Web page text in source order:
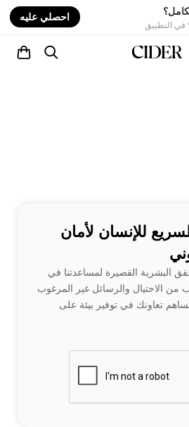
احصلي عليه
للإنسان لأمان
البشرية القصيرة لمساعدتنا في
من الاحتيال والرسائل غير المرغوب
تعاونك في توفير بيئة على